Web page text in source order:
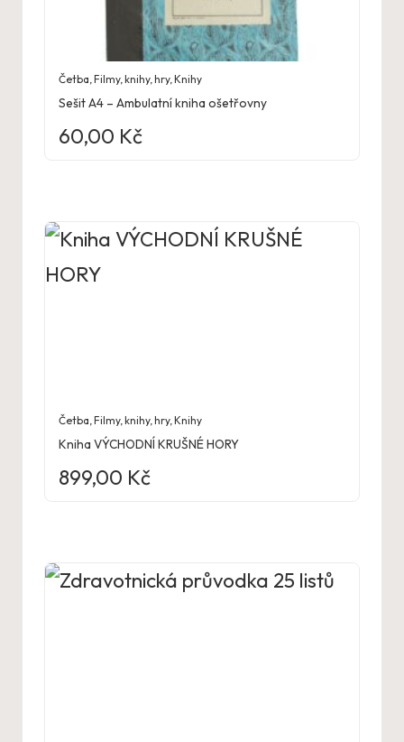
Četba ,Filmy, knihy, hry,Knihy
Sešit A4 – Ambulatní kniha ošetřovny
60,00 Kč
Četba,Filmy, knihy, hry,Knihy
Kniha VÝCHODNÍ KRUŠNÉ HORY
899,00 Kč